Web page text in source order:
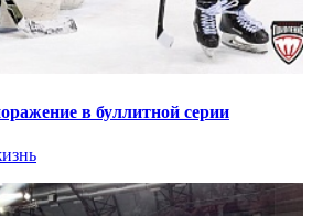
в буллитной серии